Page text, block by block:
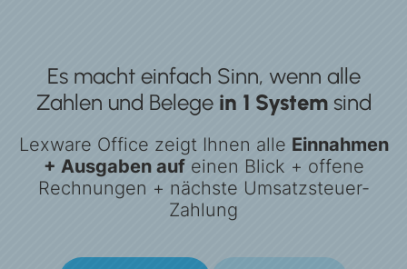
Es macht einfach Sinn, wenn alle
Zahlen und Belege in 1 Systemsind
Lexware Office zeigt Ihnen alle Einnahmen
+ Ausgaben aufeinen Blick + offene
Rechnungen + nächste Umsatzsteuer-
Zahlung